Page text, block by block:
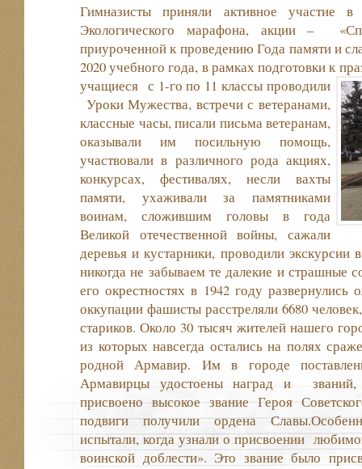
Гимназисты приняли активное участие
Экологического марафона, акции –
приуроченной к проведению Года памяти и
2020 учебного года, в рамках подготовки к
учащиеся с 1-го по 11 классы проводили
Уроки Мужества, встречи с ветеранами,
классные часы, писали письма ветеранам,
оказывали им посильную помощь,
участвовали в различного рода акциях,
конкурсах, фестивалях, несли вахты
памяти, ухаживали за памятниками
воинам, сложившим головы в года
Великой отечественной войны, сажали
деревья и кустарники, проводили
никогда не забываем те далекие и страшные
его окрестностях в 1942 году
оккупации фашисты расстреляли 6680
стариков. Около 30 тысяч жителей нашего
из которых навсегда остались на полях
родной Армавир. Им в городе
Армавирцы удостоены наград и
присвоено высокое звание Героя
подвиги получили ордена
испытали, когда узнали о присвоении
воинской доблести». Это звание было